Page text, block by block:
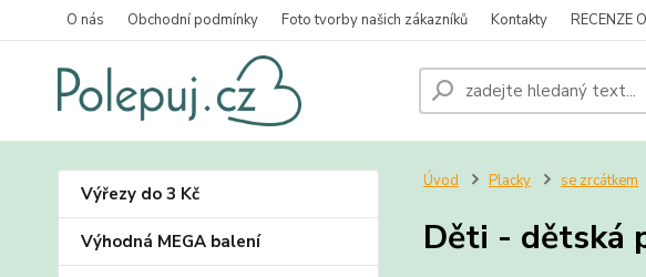
O nás Obchodní podmínky Foto tvorby našich zákazníků Kontakty RECENZE
Výřezy do 3 Kč
Výhodná MEGA balení
Úvod Placky se zrcátkem
Děti - dětská